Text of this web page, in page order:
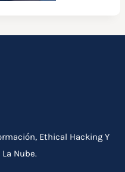
Ethical Hacking Y
Nube.